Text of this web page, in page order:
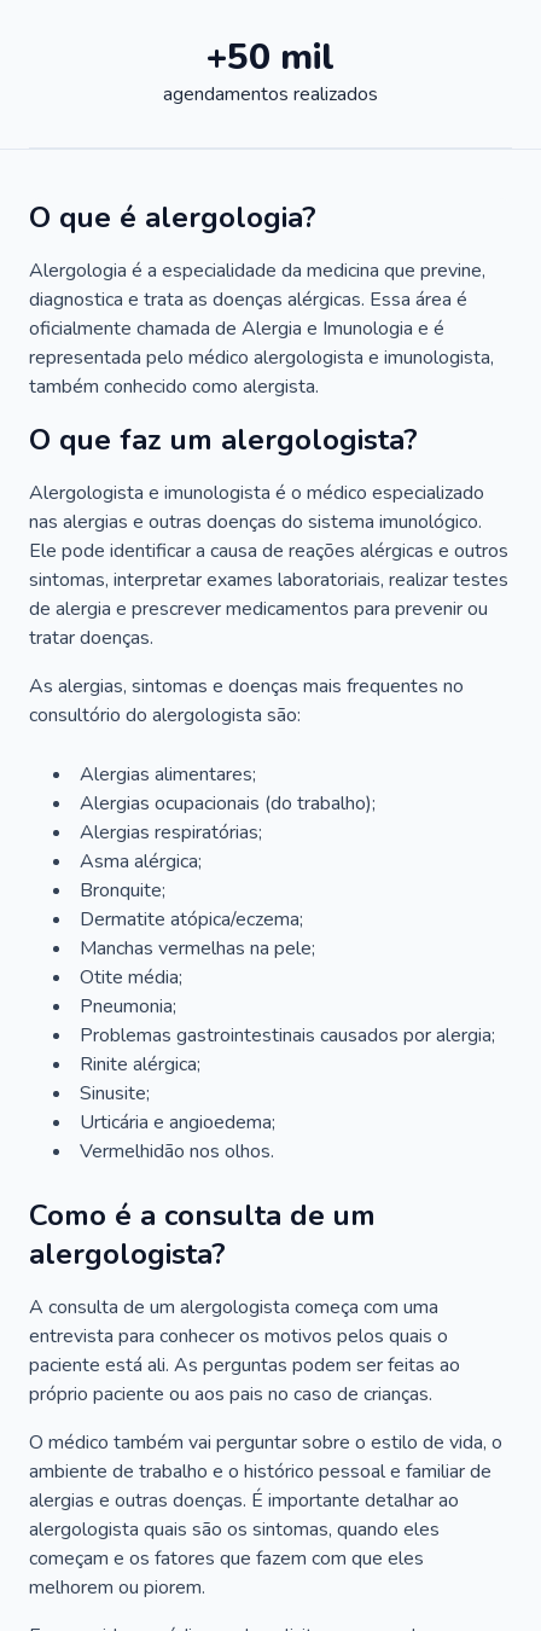
+50 mil
agendamentos realizados
O que é alergologia?
Alergologia é a especialidade da medicina que previne,
diagnostica e trata as doenças alérgicas. Essa área é
oficialmente chamada de Alergia e Imunologia e é
representada pelo médico alergologista e imunologista,
também conhecido como alergista.
O que faz um alergologista?
Alergologista e imunologista é o médico especializado
nas alergias e outras doenças do sistema imunológico.
Ele pode identificar a causa de reações alérgicas e outros
sintomas, interpretar exames laboratoriais, realizar testes
de alergia e prescrever medicamentos para prevenir ou
tratar doenças.
As alergias, sintomas e doenças mais frequentes no
consultório do alergologista são:
Alergias alimentares;
Alergias ocupacionais (do trabalho);
Alergias respiratórias;
Asma alérgica;
Bronquite;
Dermatite atópica/eczema;
Manchas vermelhas na pele;
Otite média;
Pneumonia;
Problemas gastrointestinais causados por alergia;
Rinite alérgica;
Sinusite;
Urticária e angioedema;
Vermelhidão nos olhos.
Como é a consulta de um
alergologista?
A consulta de um alergologista começa com uma
entrevista para conhecer os motivos pelos quais o
paciente está ali. As perguntas podem ser feitas ao
próprio paciente ou aos pais no caso de crianças.
O médico também vai perguntar sobre o estilo de vida, o
ambiente de trabalho e o histórico pessoal e familiar de
alergias e outras doenças. É importante detalhar ao
alergologista quais são os sintomas, quando eles
começam e os fatores que fazem com que eles
melhorem ou piorem.